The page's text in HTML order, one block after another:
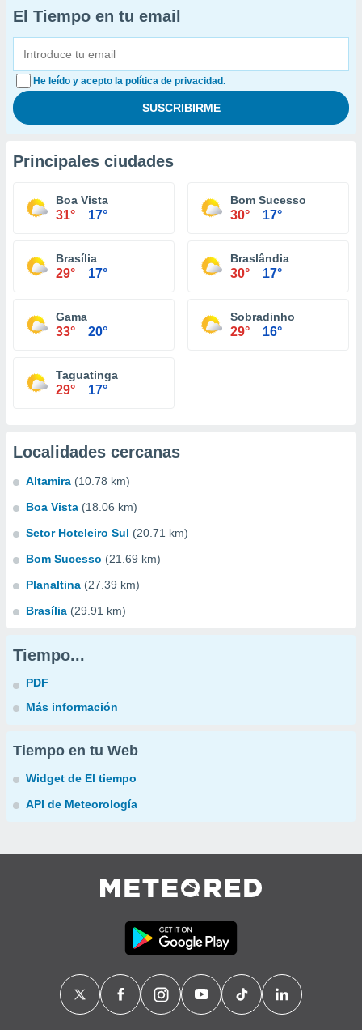
El Tiempo en tu email
He leído y acepto la política de privacidad.
Principales ciudades
Boa Vista
31° 17°
Bom Sucesso
30° 17°
Brasília
29° 17°
Braslândia
30° 17°
Gama
33° 20°
Sobradinho
29° 16°
Taguatinga
29° 17°
Localidades cercanas
Altamira (10.78 km)
Boa Vista (18.06 km)
Setor Hoteleiro Sul (20.71 km)
Bom Sucesso (21.69 km)
Planaltina (27.39 km)
Brasília (29.91 km)
Tiempo...
PDF
Más información
Tiempo en tu Web
Widget de El tiempo
API de Meteorología